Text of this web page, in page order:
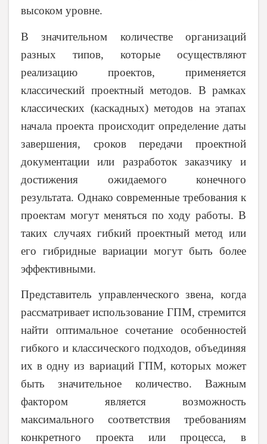
высоком уровне.
В значительном количестве организаций
разных типов, которые осуществляют
реализацию проектов, применяется
классический проектный методов. В рамках
классических (каскадных) методов на этапах
начала проекта происходит определение даты
завершения, сроков передачи проектной
документации или разработок заказчику и
достижения ожидаемого конечного
результата. Однако современные требования к
проектам могут меняться по ходу работы. В
таких случаях гибкий проектный метод или
его гибридные вариации могут быть более
эффективными.
Представитель управленческого звена, когда
рассматривает использование ГПМ, стремится
найти оптимальное сочетание особенностей
гибкого и классического подходов, объединяя
их в одну из вариаций ГПМ, которых может
быть значительное количество. Важным
фактором является возможность
максимального соответствия требованиям
конкретного проекта или процесса, в